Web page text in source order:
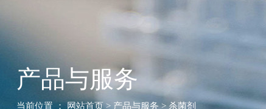
产品与服务
当前位置 ：网站首页> 产品与服务 > 杀菌剂